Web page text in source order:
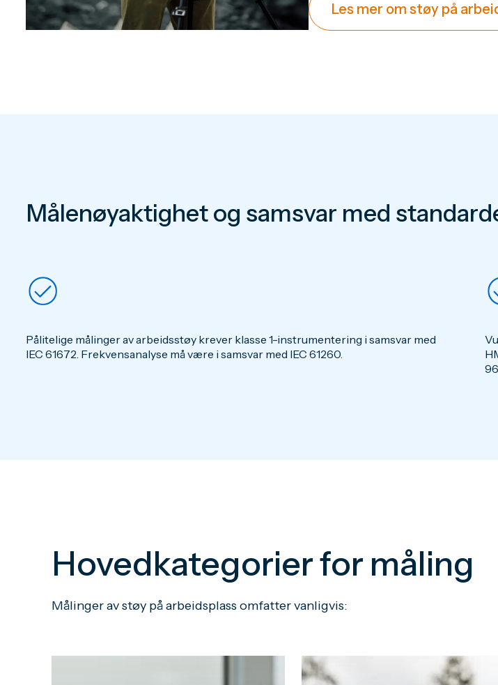
Les mer om støy på
Målenøyaktighet og samsvar med
Pålitelige målinger av arbeidsstøy krever klasse 1-instrumentering i samsvar med
IEC 61672. Frekvensanalyse må være i samsvar med IEC 61260.
Hovedkategorier for måling
Målinger av støy på arbeidsplass omfatter vanligvis: